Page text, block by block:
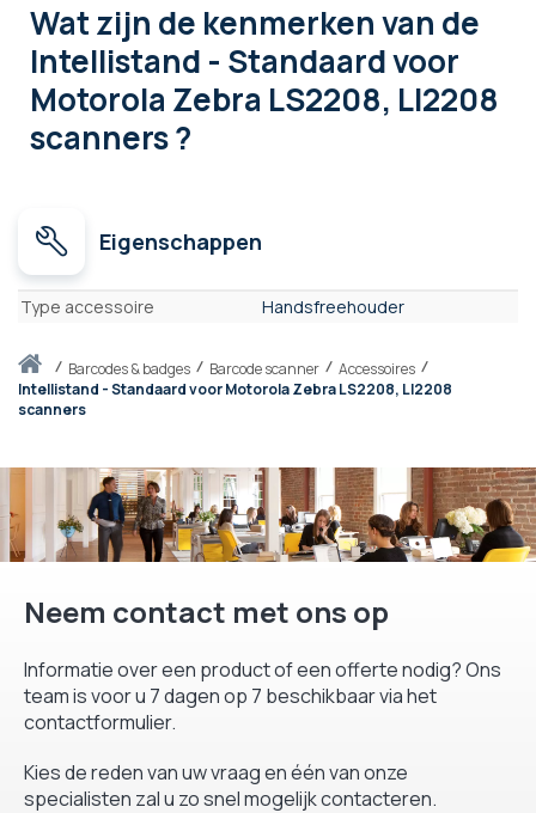
Thuisbarcodes & badges Barcode scanner
Accessoires
Intellistand - Standaard voor Motorola Zebra LS2208, LI2208
scanners
Wat zijn de kenmerkenvan de
Intellistand - Standaard voor
Motorola Zebra LS2208, LI2208
scanners ?
Eigenschappen
Eigenschappen
Type accessoire Handsfreehouder
Neem contact met ons op
Informatie over een product of een offerte nodig? Ons
team is voor u 7 dagen op 7 beschikbaar via het
contactformulier.
Kies de reden van uw vraag en één van onze
specialisten zal u zo snel mogelijk contacteren.